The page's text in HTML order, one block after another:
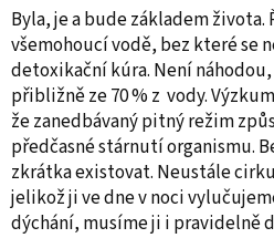
Byla, je a bude základem života.
všemohoucí vodě, bez které se
detoxikační kúra. Není
přibližně ze 70 % z vody.
že zanedbávaný pitný režim
předčasné stárnutí organismu.
zkrátka existovat. Neustále
jelikož ji ve dne v noci
dýchání, musíme ji i pravidelně